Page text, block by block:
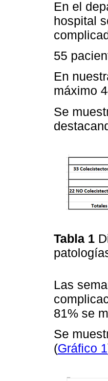
En el
hospital
55
En
máximo
Se
Tabla 1
Las
81% se
Se
(Gráfico 1